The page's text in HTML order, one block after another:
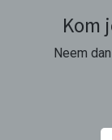
Kom
Neem